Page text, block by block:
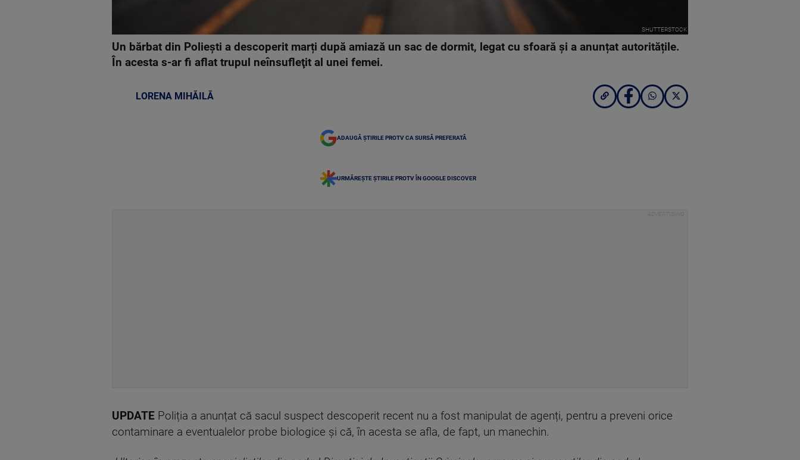
SHUTTERSTOCK
Un bărbat din Poliești a descoperit marți după amiază un sac de dormit, legat cu sfoară și a anunțat autoritățile.
În acesta s-ar fi aflat trupul neînsufleţit al unei femei.
LORENA MIHĂILĂ
ADAUGĂ ȘTIRILE PROTV CA SURSĂ PREFERATĂ
URMĂREȘTE ȘTIRILE PROTV ÎN GOOGLE DISCOVER
UPDATE Poliția a anunțat că sacul suspect descoperit recent nu a fost manipulat de agenți, pentru a preveni orice
contaminare a eventualelor probe biologice și că, în acesta se afla, de fapt, un manechin.